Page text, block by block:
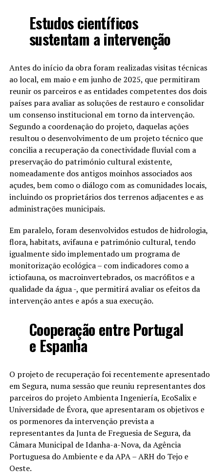
Estudos científicos
sustentam a intervenção
Antes do início da obra foram realizadas visitas técnicas
ao local, em maio e em junho de 2025, que permitiram
reunir os parceiros e as entidades competentes dos dois
países para avaliar as soluções de restauro e consolidar
um consenso institucional em torno da intervenção.
Segundo a coordenação do projeto, daquelas ações
resultou o desenvolvimento de um projeto técnico que
concilia a recuperação da conectividade fluvial com a
preservação do património cultural existente,
nomeadamente dos antigos moinhos associados aos
açudes, bem como o diálogo com as comunidades locais,
incluindo os proprietários dos terrenos adjacentes e as
administrações municipais.
Em paralelo, foram desenvolvidos estudos de hidrologia,
flora, habitats, avifauna e património cultural, tendo
igualmente sido implementado um programa de
monitorização ecológica – com indicadores como a
ictiofauna, os macroinvertebrados, os macrófitos e a
qualidade da água -, que permitirá avaliar os efeitos da
intervenção antes e após a sua execução.
Cooperação entre Portugal
e Espanha
O projeto de recuperação foi recentemente apresentado
em Segura, numa sessão que reuniu representantes dos
parceiros do projeto Ambienta Ingeniería, EcoSalix e
Universidade de Évora, que apresentaram os objetivos e
os pormenores da intervenção prevista a
representantes da Junta de Freguesia de Segura, da
Câmara Municipal de Idanha-a-Nova, da Agência
Portuguesa do Ambiente e da APA – ARH do Tejo e
Oeste.